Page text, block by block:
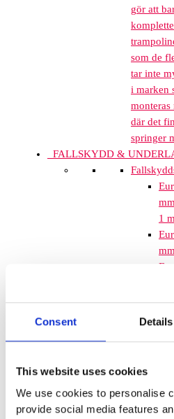
Consent Details
This website uses cookies
We use cookies to personalise
provide social media features
gör att
som de
tar inte
i marken
där det
springer
FALLSKYDD &
1